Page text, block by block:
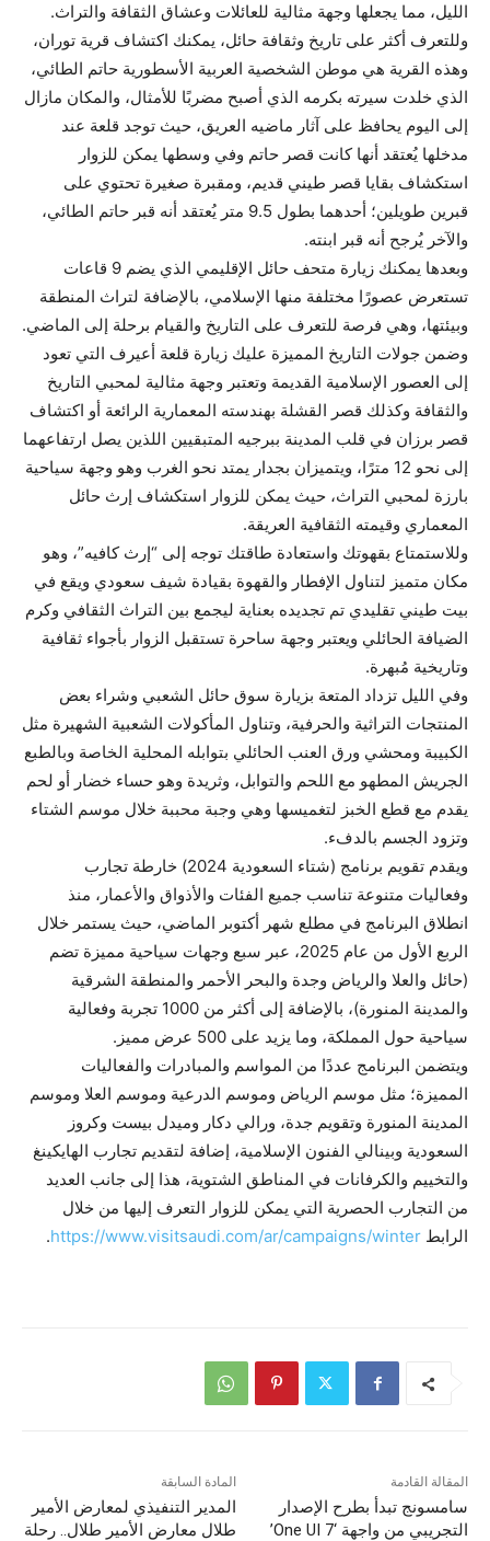
الليل، مما يجعلها وجهة مثالية للعائلات وعشاق الثقافة والتراث.
وللتعرف أكثر على تاريخ وثقافة حائل، يمكنك اكتشاف قرية توران،
وهذه القرية هي موطن الشخصية العربية الأسطورية حاتم الطائي،
الذي خلدت سيرته بكرمه الذي أصبح مضربًا للأمثال، والمكان مازال
إلى اليوم يحافظ على آثار ماضيه العريق، حيث توجد قلعة عند
مدخلها يُعتقد أنها كانت قصر حاتم وفي وسطها يمكن للزوار
استكشاف بقايا قصر طيني قديم، ومقبرة صغيرة تحتوي على
قبرين طويلين؛ أحدهما بطول 9.5 متر يُعتقد أنه قبر حاتم الطائي،
والآخر يُرجح أنه قبر ابنته.
وبعدها يمكنك زيارة متحف حائل الإقليمي الذي يضم 9 قاعات
تستعرض عصورًا مختلفة منها الإسلامي، بالإضافة لتراث المنطقة
وبيئتها، وهي فرصة للتعرف على التاريخ والقيام برحلة إلى الماضي.
وضمن جولات التاريخ المميزة عليك زيارة قلعة أعيرف التي تعود
إلى العصور الإسلامية القديمة وتعتبر وجهة مثالية لمحبي التاريخ
والثقافة وكذلك قصر القشلة بهندسته المعمارية الرائعة أو اكتشاف
قصر برزان في قلب المدينة ببرجيه المتبقيين اللذين يصل ارتفاعهما
إلى نحو 12 مترًا، ويتميزان بجدار يمتد نحو الغرب وهو وجهة سياحية
بارزة لمحبي التراث، حيث يمكن للزوار استكشاف إرث حائل
المعماري وقيمته الثقافية العريقة.
وللاستمتاع بقهوتك واستعادة طاقتك توجه إلى “إرث كافيه”، وهو
مكان متميز لتناول الإفطار والقهوة بقيادة شيف سعودي ويقع في
بيت طيني تقليدي تم تجديده بعناية ليجمع بين التراث الثقافي وكرم
الضيافة الحائلي ويعتبر وجهة ساحرة تستقبل الزوار بأجواء ثقافية
وتاريخية مُبهرة.
وفي الليل تزداد المتعة بزيارة سوق حائل الشعبي وشراء بعض
المنتجات التراثية والحرفية، وتناول المأكولات الشعبية الشهيرة مثل
الكبيبة ومحشي ورق العنب الحائلي بتوابله المحلية الخاصة وبالطبع
الجريش المطهو مع اللحم والتوابل، وثريدة وهو حساء خضار أو لحم
يقدم مع قطع الخبز لتغميسها وهي وجبة محببة خلال موسم الشتاء
وتزود الجسم بالدفء.
ويقدم تقويم برنامج (شتاء السعودية 2024) خارطة تجارب
وفعاليات متنوعة تناسب جميع الفئات والأذواق والأعمار، منذ
انطلاق البرنامج في مطلع شهر أكتوبر الماضي، حيث يستمر خلال
الربع الأول من عام 2025، عبر سبع وجهات سياحية مميزة تضم
(حائل والعلا والرياض وجدة والبحر الأحمر والمنطقة الشرقية
والمدينة المنورة)، بالإضافة إلى أكثر من 1000 تجربة وفعالية
سياحية حول المملكة، وما يزيد على 500 عرض مميز.
ويتضمن البرنامج عددًا من المواسم والمبادرات والفعاليات
المميزة؛ مثل موسم الرياض وموسم الدرعية وموسم العلا وموسم
المدينة المنورة وتقويم جدة، ورالي دكار وميدل بيست وكروز
السعودية وبينالي الفنون الإسلامية، إضافة لتقديم تجارب الهايكينغ
والتخييم والكرفانات في المناطق الشتوية، هذا إلى جانب العديد
من التجارب الحصرية التي يمكن للزوار التعرف إليها من خلال
الرابط https://www.visitsaudi.com/ar/campaigns/winter
.
المادة السابقة
المدير التنفيذي لمعارض الأمير
طلال معارض الأمير طلال.. رحلة
المقالة القادمة
سامسونج تبدأ بطرح الإصدار
التجريبي من واجهة ‘One UI 7’